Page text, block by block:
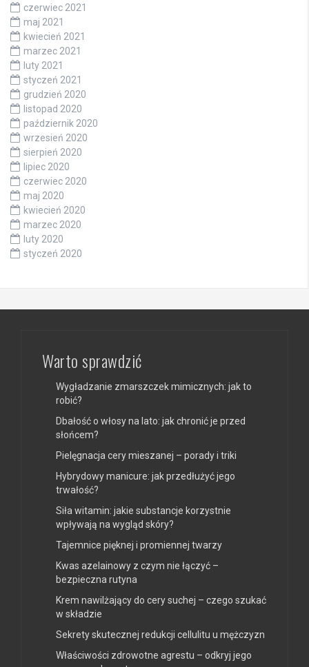
czerwiec 2021
maj 2021
kwiecień 2021
marzec 2021
luty 2021
styczeń 2021
grudzień 2020
listopad 2020
październik 2020
wrzesień 2020
sierpień 2020
lipiec 2020
czerwiec 2020
maj 2020
kwiecień 2020
marzec 2020
luty 2020
styczeń 2020
Warto sprawdzić
Wygładzanie zmarszczek mimicznych: jak to
robić?
Dbałość o włosy na lato: jak chronić je przed
słońcem?
Pielęgnacja cery mieszanej – porady i triki
Hybrydowy manicure: jak przedłużyć jego
trwałość?
Siła witamin: jakie substancje korzystnie
wpływają na wygląd skóry?
Tajemnice pięknej i promiennej twarzy
Kwas azelainowy z czym nie łączyć –
bezpieczna rutyna
Krem nawilżający do cery suchej – czego szukać
w składzie
Sekrety skutecznej redukcji cellulitu u mężczyzn
Właściwości zdrowotne agrestu – odkryj jego